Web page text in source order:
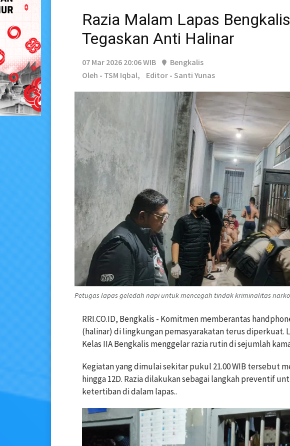
Razia Malam Lapas
Tegaskan Anti Halinar
07 Mar 2026 20:06 WIB
Bengkalis
Oleh - TSM Iqbal,
Editor - Santi Yunas
Petugas lapas geledah napi untuk mencegah tindak kriminalitas
RRI.CO.ID, Bengkalis - Komitmen memberantas
(halinar) di lingkungan pemasyarakatan terus diperkuat.
Kelas IIA Bengkalis menggelar razia rutin di sejumlah
Kegiatan yang dimulai sekitar pukul 21.00 WIB tersebut
hingga 12D. Razia dilakukan sebagai langkah preventif
ketertiban di dalam lapas..